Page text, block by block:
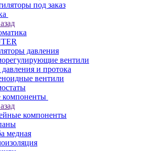
под заказ
давления
вентили
давления и протока
вентили
компоненты
медная